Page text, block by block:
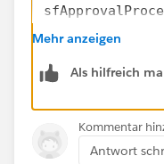
for
}
Mehr anzeigen
Als hilfreich
Kommentar
Antwort